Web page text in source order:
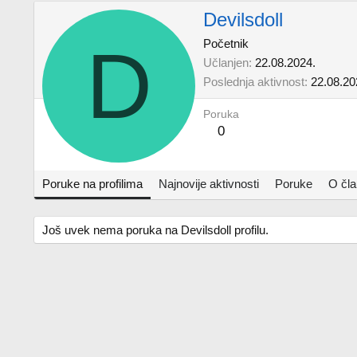
D
Devilsdoll
Početnik
Učlanjen 22.08.2024.
Poslednja aktivnost
Poruka
0
Poruke na profilima Najnovije aktivnosti Poruke O
Još uvek nema poruka na Devilsdoll profilu.